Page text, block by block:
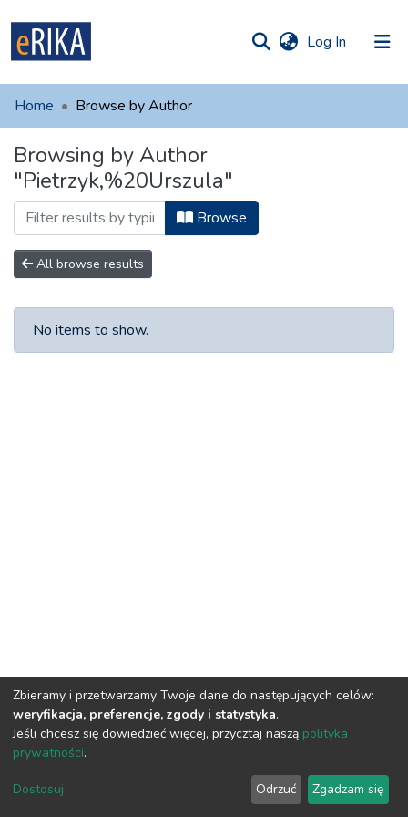
Log In (current)
UAFM
For authors
Help
Contact
Home Browse by Author
Browsing by Author
"Pietrzyk,%20Urszula"
Browse
All browse results
No items to show.
DSpace software copyright © 2002-2026LYRASIS
Privacy policy Regulations
Zbieramy i przetwarzamy Twoje dane do następujących celów:
weryfikacja, preferencje, zgody i statystyka.
Jeśli chcesz się dowiedzieć więcej, przycztaj naszą polityka
prywatności.
Dostosuj Odrzuć Zgadzam się